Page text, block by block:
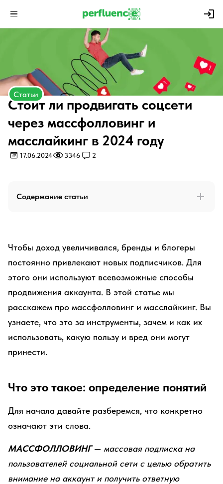
Статьи
Стоит ли продвигать соцсети
через массфолловинг и
масслайкинг в 2024 году
17.06.2024 3346 2
Содержание статьи
Чтобы доход увеличивался, бренды и блогеры
постоянно привлекают новых подписчиков. Для
этого они используют всевозможные способы
продвижения аккаунта. В этой статье мы
расскажем про массфолловинг и масслайкинг. Вы
узнаете, что это за инструменты, зачем и как их
использовать, какую пользу и вред они могут
принести.
Что это такое: определение понятий
Для начала давайте разберемся, что конкретно
означают эти слова.
МАССФОЛЛОВИНГ — массовая подписка на
пользователей социальной сети с целью обратить
внимание на аккаунт и получить ответную